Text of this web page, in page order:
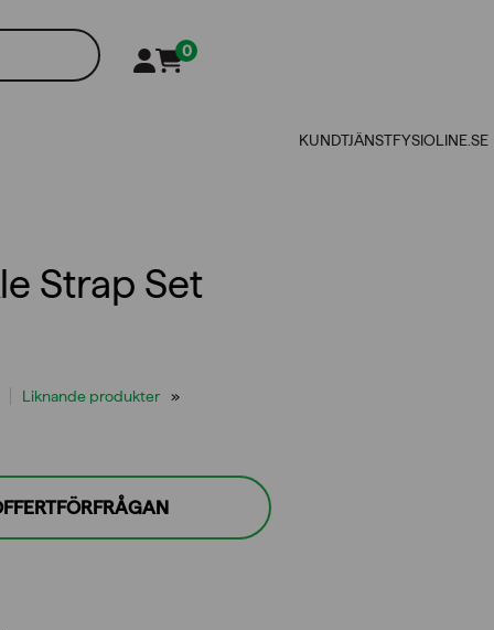
0
KUNDTJÄNSTFYSIOLINE.SE
Strap Set
Liknande produkter